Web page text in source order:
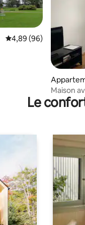
Évaluation moyenne
4,89 (96)
Maison
Le